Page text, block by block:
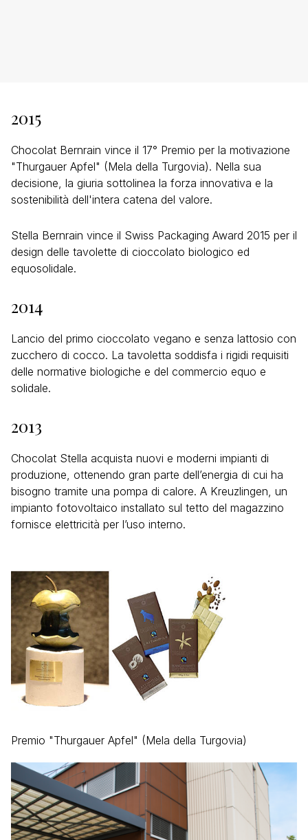
2015
Chocolat Bernrain vince il 17° Premio per la motivazione
"Thurgauer Apfel" (Mela della Turgovia). Nella sua
decisione, la giuria sottolinea la forza innovativa e la
sostenibilità dell'intera catena del valore.
Stella Bernrain vince il Swiss Packaging Award 2015 per il
design delle tavolette di cioccolato biologico ed
equosolidale.
2014
Lancio del primo cioccolato vegano e senza lattosio con
zucchero di cocco. La tavoletta soddisfa i rigidi requisiti
delle normative biologiche e del commercio equo e
solidale.
2013
Chocolat Stella acquista nuovi e moderni impianti di
produzione, ottenendo gran parte dell’energia di cui ha
bisogno tramite una pompa di calore. A Kreuzlingen, un
impianto fotovoltaico installato sul tetto del magazzino
fornisce elettricità per l’uso interno.
Premio "Thurgauer Apfel" (Mela della Turgovia)